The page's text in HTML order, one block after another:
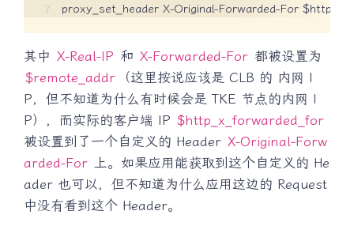
proxy_set_header X-Original-Forwarded-For
其中 X-Real-IP 和 X-Forwarded-For 都被设置为
$remote_addr （这里按说应该是 CLB 的 内网 I
P，但不知道为什么有时候会是 TKE 节点的内网 I
P），而实际的客户端 IP $http_x_forwarded_for
被设置到了一个自定义的 Header X-Original-Forw
arded-For 上。如果应用能获取到这个自定义的 He
ader 也可以，但不知道为什么应用这边的 Request
中没有看到这个 Header。